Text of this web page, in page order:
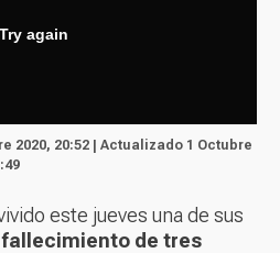
2020, 20:52 | Actualizado 1 Octubre
este jueves una de sus
fallecimiento de tres